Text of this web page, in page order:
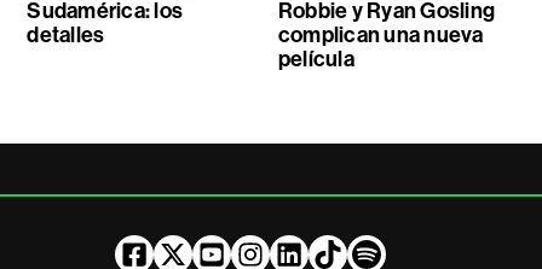
Sudamérica: los
detalles
Robbie y Ryan Gosling
complican una nueva
película